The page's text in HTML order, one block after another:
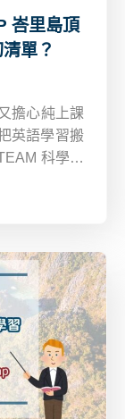
峇里島頂
單？
擔心純上課
英語學習搬
科學實